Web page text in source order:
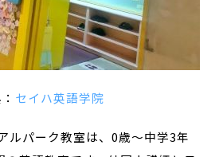
セイハ英語学院
ルパーク教室は、0歳～中学3年